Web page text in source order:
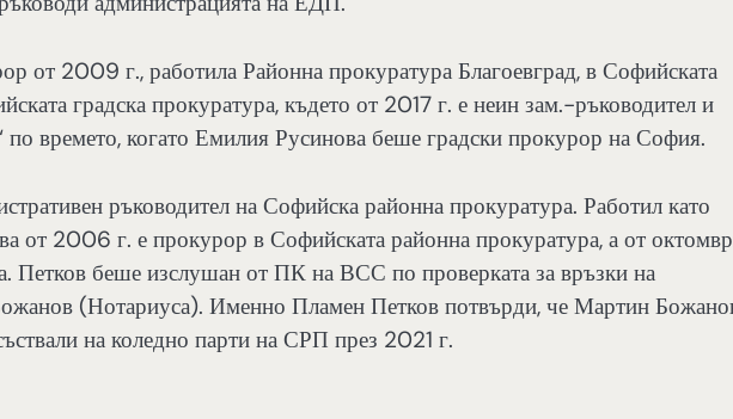
от 2009 г., работила Районна прокуратура Благоевград, в Софийската
градска прокуратура, където от 2017 г. е неин зам.-ръководител и
времето, когато Емилия Русинова беше градски прокурор на София.
ръководител на Софийска районна прокуратура. Работил като
от 2006 г. е прокурор в Софийската районна прокуратура, а от
беше изслушан от ПК на ВСС по проверката за връзки на
(Нотариуса). Именно Пламен Петков потвърди, че Мартин
на коледно парти на СРП през 2021 г.